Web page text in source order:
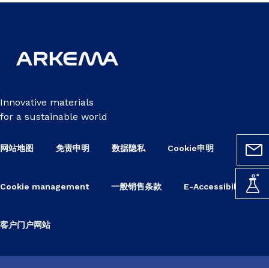
Innovative materials
for a sustainable world
网站地图 免责申明 数据隐私 Cookie申明
Cookie management 一般销售条款 E-Accessibility
客户门户网站